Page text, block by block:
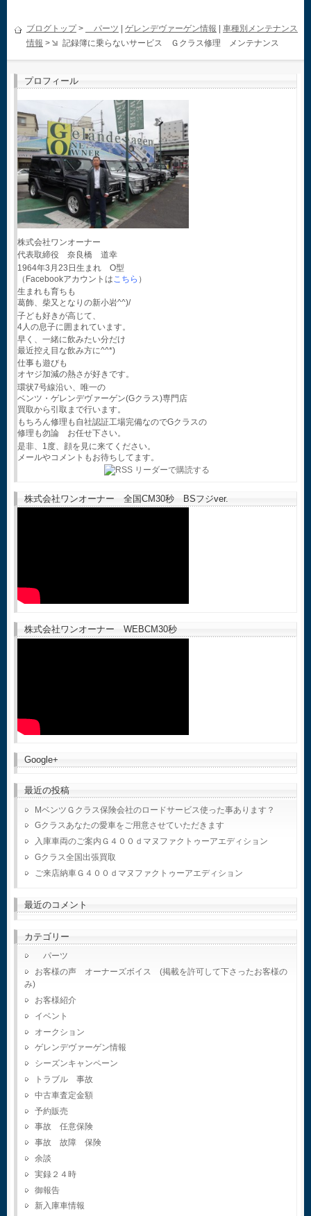
ブログトップ> パーツ ゲレンデヴァーゲン情報
車種別メンテナンス
情報 > 記録簿に乗らないサービス Ｇクラス修理 メンテナンス
プロフィール
株式会社ワンオーナー
代表取締役 奈良橋 道幸
1964年3月23日生まれ O型
（Facebookアカウントはこちら ）
生まれも育ちも
葛飾、柴又となりの新小岩^^)/
子ども好きが高じて、
4人の息子に囲まれています。
早く、一緒に飲みたい分だけ
最近控え目な飲み方に^^*)
仕事も遊びも
オヤジ加減の熱さが好きです。
環状7号線沿い、唯一の
ベンツ・ゲレンデヴァーゲン(Gクラス)専門店
買取から引取まで行います。
もちろん修理も自社認証工場完備なのでGクラスの
修理も勿論 お任せ下さい。
是非、1度、顔を見に来てください。
メールやコメントもお待ちしてます。
株式会社ワンオーナー 全国CM30秒 BSフジver.
株式会社ワンオーナー WEBCM30秒
Google+
最近の投稿
MベンツＧクラス保険会社のロードサービス使った事あります？
Gクラスあなたの愛車をご用意させていただきます
入庫車両のご案内Ｇ４００ｄマヌファクトゥーアエディション
Gクラス全国出張買取
ご来店納車Ｇ４００ｄマヌファクトゥーアエディション
最近のコメント
カテゴリー
パーツ
お客様の声 オーナーズボイス (掲載を許可して下さったお客様の
み)
お客様紹介
イベント
オークション
ゲレンデヴァーゲン情報
シーズンキャンペーン
トラブル 事故
中古車査定金額
予約販売
事故 任意保険
事故 故障 保険
余談
実録２４時
御報告
新入庫車情報